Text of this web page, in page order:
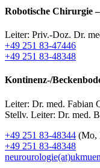
Robotische Chirurgie
Leiter: Priv.-Doz. Dr.
+49 251 83-47446
+49 251 83-48348
Kontinenz-/
Leiter: Dr. med. Fabian
Stellv. Leiter: Dr. med.
+49 251 83-48344 (Mo,
+49 251 83-48348